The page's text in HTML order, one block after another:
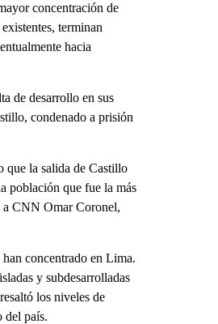
concentración de
terminan
hacia
de desarrollo en sus
condenado a prisión
que la salida de Castillo
población que fue la más
a CNN Omar Coronel,
concentrado en Lima.
y subdesarrolladas
los niveles de
del país.